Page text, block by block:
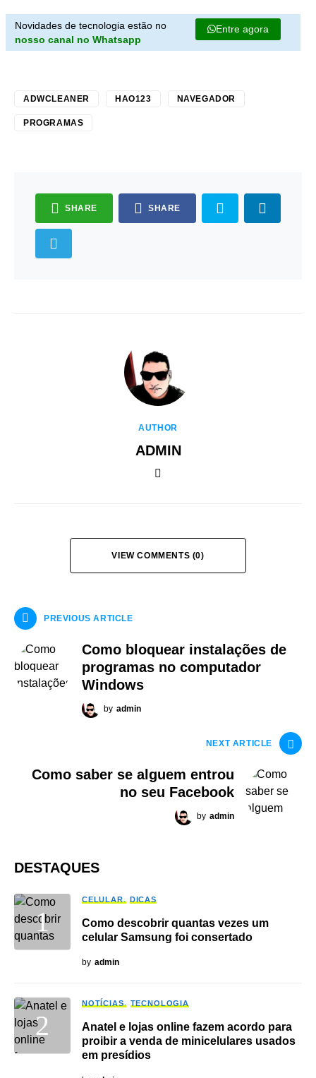
Novidades de tecnologia estão no
nosso canal no Whatsapp
Entre agora
ADWCLEANER HAO123 NAVEGADOR
PROGRAMAS
SHARE SHARE
AUTHOR
ADMIN
VIEW COMMENTS (0)
PREVIOUS ARTICLE
Como bloquear instalações de
programas no computador
Windows
by admin
NEXT ARTICLE
Como saber se alguem entrou
no seu Facebook
by admin
DESTAQUES
CELULAR DICAS
Como descobrir quantas vezes um
celular Samsung foi consertado
by admin
NOTÍCIAS TECNOLOGIA
Anatel e lojas online fazem acordo para
proibir a venda de minicelulares usados
em presídios